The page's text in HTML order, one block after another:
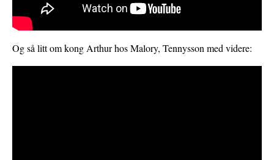
Og så litt om kong Arthur hos Malory, Tennysson med videre: